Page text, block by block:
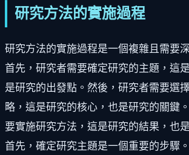
研究方法的實施過程
研究方法的實施過程是一個複雜且需要
首先，研究者需要確定研究的主題，這
是研究的出發點。然後，研究者需要選
略，這是研究的核心，也是研究的關鍵
要實施研究方法，這是研究的結果，也
首先，確定研究主題是一個重要的步驟